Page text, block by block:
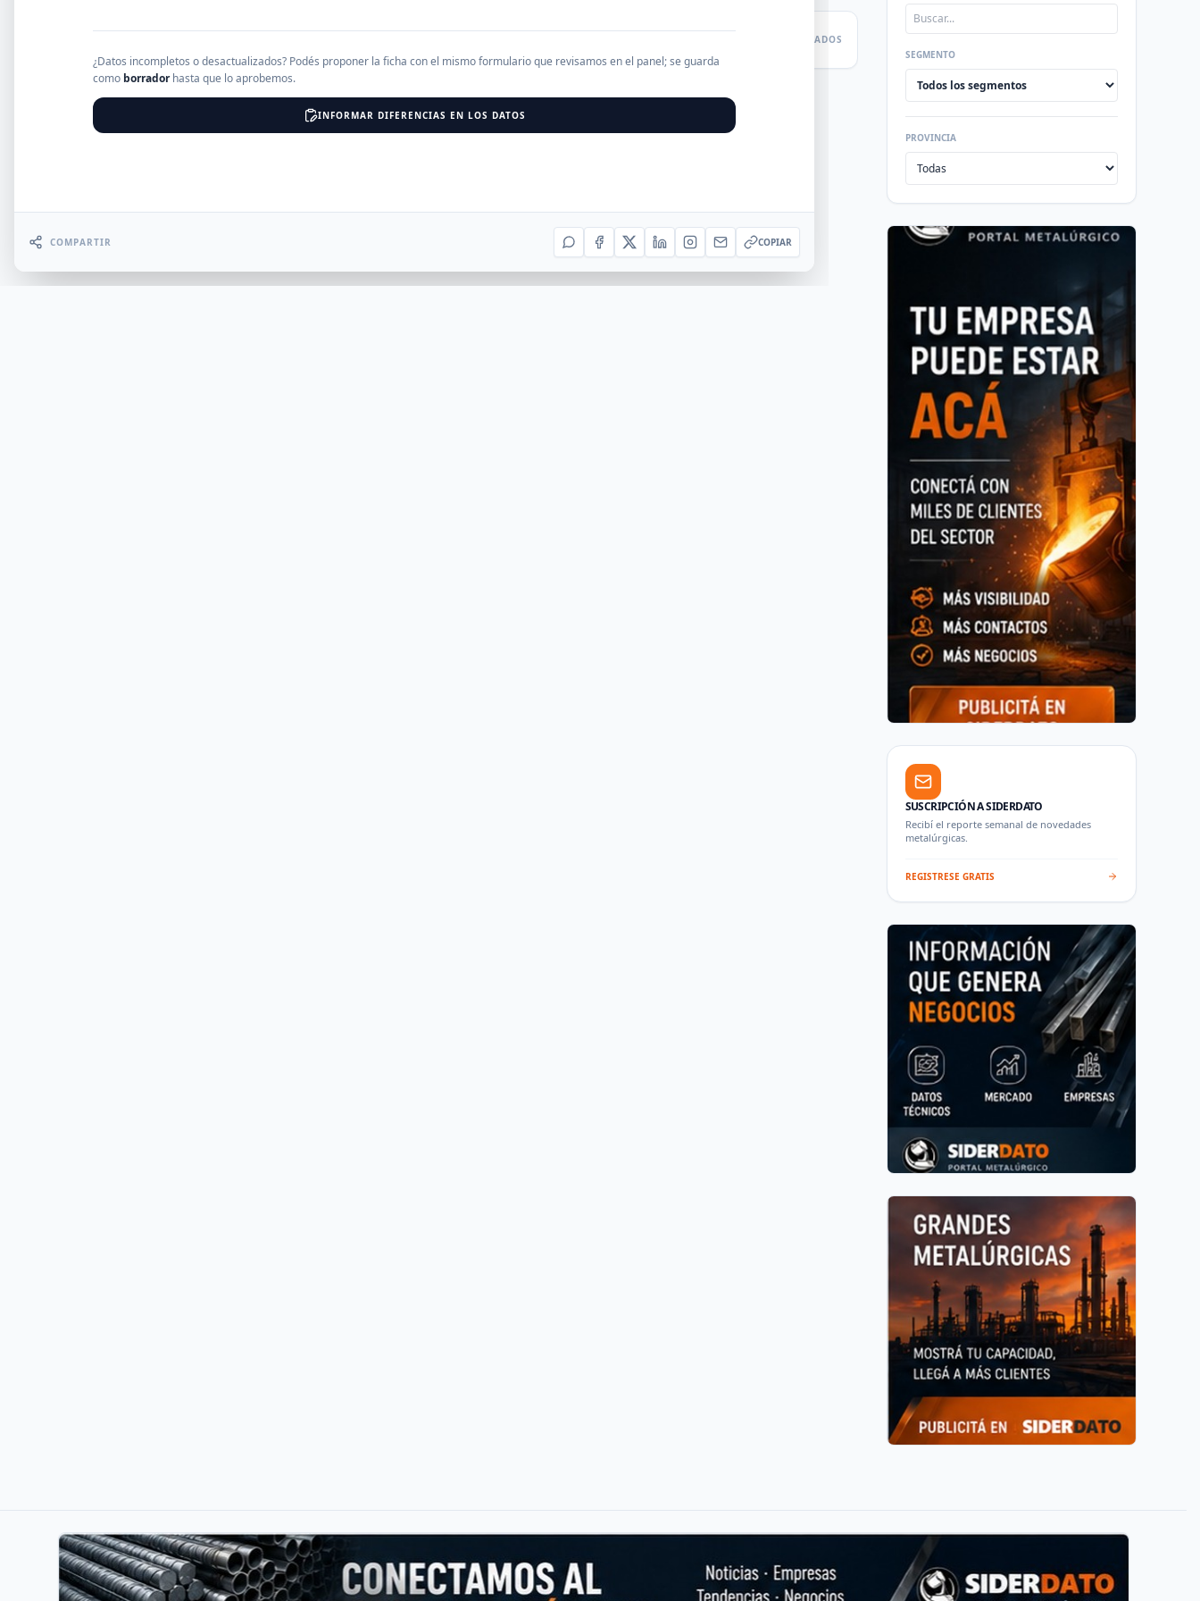
EMPRESAS RESULTADOS
Error al cargar empresas.
SEGMENTO
PROVINCIA
SUSCRIPCIÓN A SIDERDATO
Recibí el reporte semanal de novedades
metalúrgicas.
REGISTRESE GRATIS
¿Datos incompletos o desactualizados? Podés proponer la ficha con el mismo formulario que revisamos en el panel; se guarda
como borradorhasta que lo aprobemos.
INFORMAR DIFERENCIAS EN LOS DATOS
COMPARTIR COPIAR